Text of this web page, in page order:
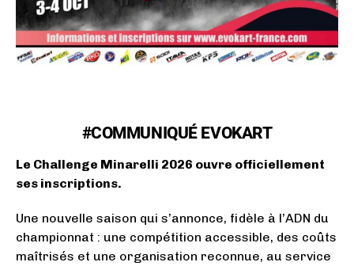
#COMMUNIQUÉ EVOKART
Le Challenge Minarelli 2026 ouvre officiellement
ses inscriptions.
Une nouvelle saison qui s’annonce, fidèle à l’ADN du
championnat : une compétition accessible, des coûts
maîtrisés et une organisation reconnue, au service